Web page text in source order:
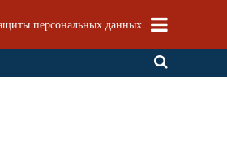
персональных данных